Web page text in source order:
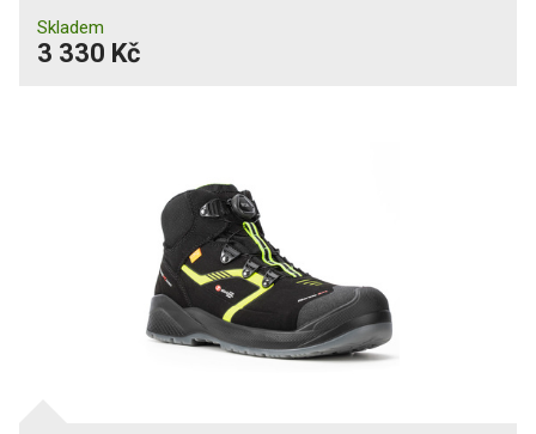
Skladem
3 330 Kč